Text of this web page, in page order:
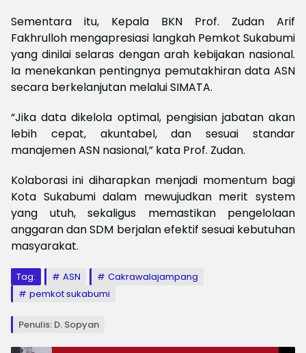
Sementara itu, Kepala BKN Prof. Zudan Arif
Fakhrulloh mengapresiasi langkah Pemkot Sukabumi
yang dinilai selaras dengan arah kebijakan nasional.
Ia menekankan pentingnya pemutakhiran data ASN
secara berkelanjutan melalui SIMATA.
“Jika data dikelola optimal, pengisian jabatan akan
lebih cepat, akuntabel, dan sesuai standar
manajemen ASN nasional,” kata Prof. Zudan.
Kolaborasi ini diharapkan menjadi momentum bagi
Kota Sukabumi dalam mewujudkan merit system
yang utuh, sekaligus memastikan pengelolaan
anggaran dan SDM berjalan efektif sesuai kebutuhan
masyarakat.
Tag: ASN
Cakrawalajampang
pemkot sukabumi
Penulis: D. Sopyan